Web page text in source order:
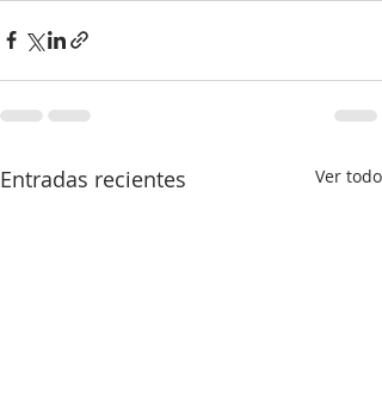
Entradas recientes Ver todo